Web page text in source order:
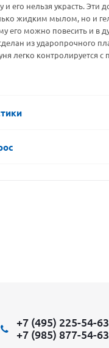
и его нельзя украсть.
жидким мылом, но и
его можно повесить и в
из ударопрочного
легко контролируется
+7 (495) 225-54-63
+7 (985) 877-54-63